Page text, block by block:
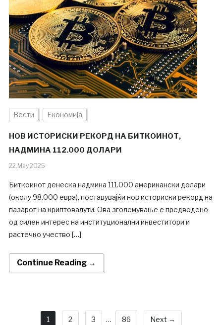
Вести Економија
НОВ ИСТОРИСКИ РЕКОРД НА БИТКОИНОТ,
НАДМИНА 112.000 ДОЛАРИ
22.May.2025
Биткоинот денеска надмина 111.000 американски долари
(околу 98.000 евра), поставувајќи нов историски рекорд на
пазарот на криптовалути. Ова зголемување е предводено
од силен интерес на институционални инвеститори и
растечко учество […]
Continue Reading →
1 2 3 … 86 Next →